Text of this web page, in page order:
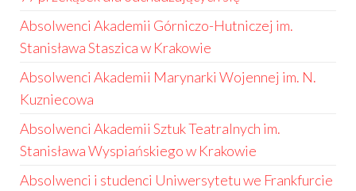
Absolwenci Akademii Górniczo-Hutniczej im.
Stanisława Staszica w Krakowie
Absolwenci Akademii Marynarki Wojennej im. N.
Kuzniecowa
Absolwenci Akademii Sztuk Teatralnych im.
Stanisława Wyspiańskiego w Krakowie
Absolwenci i studenci Uniwersytetu we Frankfurcie